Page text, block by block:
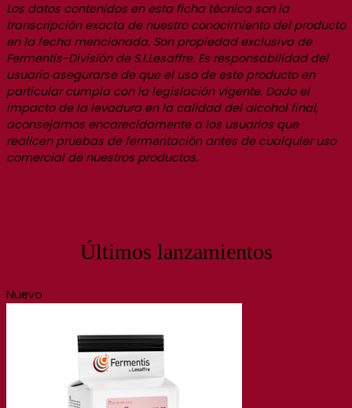
Los datos contenidos en esta ficha técnica son la
transcripción exacta de nuestro conocimiento del producto
en la fecha mencionada. Son propiedad exclusiva de
Fermentis-División de S.I.Lesaffre. Es responsabilidad del
usuario asegurarse de que el uso de este producto en
particular cumpla con la legislación vigente. Dado el
impacto de la levadura en la calidad del alcohol final,
aconsejamos encarecidamente a los usuarios que
realicen pruebas de fermentación antes de cualquier uso
comercial de nuestros productos.
Últimos lanzamientos
Nuevo